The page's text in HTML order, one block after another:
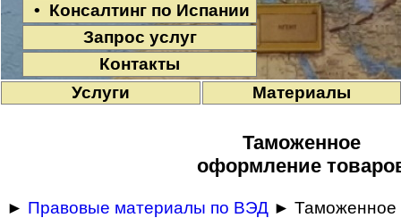
• Консалтинг по Испании
Запрос услуг
Контакты
Услуги
Материалы
Таможенное
оформление
► Правовые материалы по ВЭД ► Таможенное